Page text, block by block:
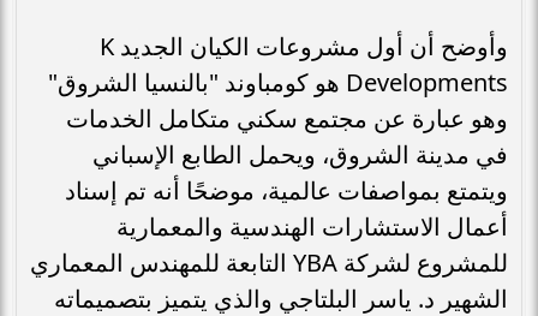
وأوضح أن أول مشروعات الكيان الجديد K
Developments هو كومباوند "بالنسيا الشروق"
وهو عبارة عن مجتمع سكني متكامل الخدمات
في مدينة الشروق، ويحمل الطابع الإسباني
ويتمتع بمواصفات عالمية، موضحًا أنه تم إسناد
أعمال الاستشارات الهندسية والمعمارية
للمشروع لشركة YBA التابعة للمهندس المعماري
الشهير د. ياسر البلتاجي والذي يتميز بتصميماته